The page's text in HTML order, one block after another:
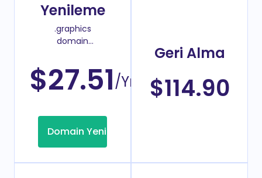
Yenileme
.graphics
domain
$27.51/Yıl
Domain Yenileme
Geri Alma
$114.90